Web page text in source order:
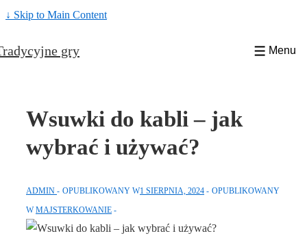
↓ Skip to Main Content
gry Menu
Wsuwki do kabli – jak
wybrać i używać?
ADMIN OPUBLIKOWANY W1 SIERPNIA, 2024
OPUBLIKOWANY
WMAJSTERKOWANIE